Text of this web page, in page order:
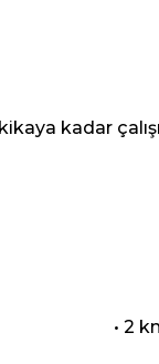
kadar
• 2